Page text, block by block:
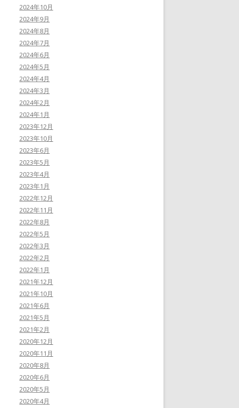
2024年10月
2024年9月
2024年8月
2024年7月
2024年6月
2024年5月
2024年4月
2024年3月
2024年2月
2024年1月
2023年12月
2023年10月
2023年6月
2023年5月
2023年4月
2023年1月
2022年12月
2022年11月
2022年8月
2022年5月
2022年3月
2022年2月
2022年1月
2021年12月
2021年10月
2021年6月
2021年5月
2021年2月
2020年12月
2020年11月
2020年8月
2020年6月
2020年5月
2020年4月